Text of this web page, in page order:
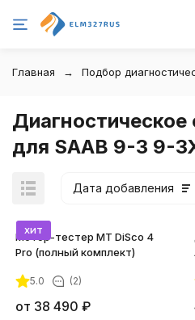
Главная Подбор
для SAAB 9-3 9-
Дата добавления
хит
Мотор-тестер MT DiSco 4
Pro (полный комплект)
5.0 (2)
от 38 490 ₽